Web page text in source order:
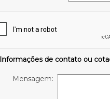
Informações de contato ou
Mensagem: